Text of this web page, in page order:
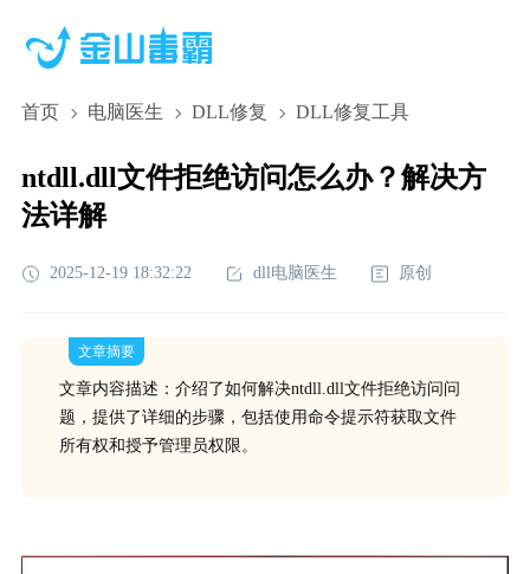
首页 电脑医生 DLL修复 DLL修复工具
ntdll.dll文件拒绝访问怎么办？解决方
法详解
2025-12-19 18:32:22 dll电脑医生 原创
文章摘要
文章内容描述：介绍了如何解决ntdll.dll文件拒绝访问问
题，提供了详细的步骤，包括使用命令提示符获取文件
所有权和授予管理员权限。